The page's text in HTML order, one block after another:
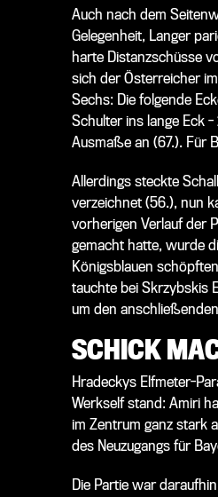
Auch nach dem
Gelegenheit, Langer
harte Distanzschüsse
sich der Österreicher
Sechs: Die folgende
Schulter ins lange Eck
Ausmaße an (67.). Für
Allerdings steckte
verzeichnet (56.), nun
vorherigen Verlauf der
gemacht hatte, wurde
Königsblauen
tauchte bei Skrzybskis
um den
SCHICK
Hradeckys Elfmeter-
Werkself stand: Amiri
im Zentrum ganz stark
des Neuzugangs für
Die Partie war